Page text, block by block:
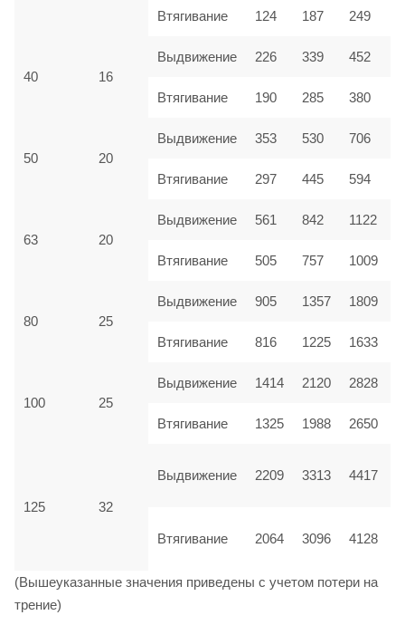
Втягивание
124 187 249
40 16
Выдвижение 226 339 452
Втягивание 190 285 380
50 20
Выдвижение 353 530 706
Втягивание 297 445 594
63 20
Выдвижение 561 842 1122
Втягивание 505 757 1009
80 25
Выдвижение 905 1357 1809
Втягивание 816 1225 1633
100 25
Выдвижение 1414 2120 2828
Втягивание 1325 1988 2650
125 32
Выдвижение 2209 3313 4417
Втягивание 2064 3096 4128
(Вышеуказанные значения приведены с учетом потери на
трение)